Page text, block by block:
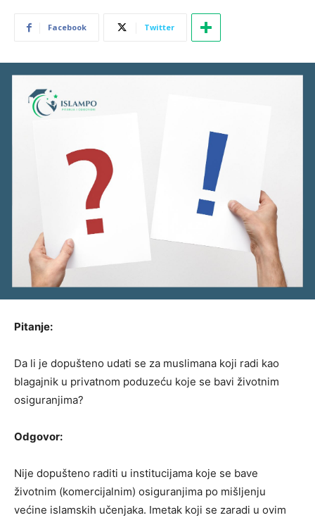
Facebook Twitter
Pitanje:
Da li je dopušteno udati se za muslimana koji radi kao
blagajnik u privatnom poduzeću koje se bavi životnim
osiguranjima?
Odgovor:
Nije dopušteno raditi u institucijama koje se bave
životnim (komercijalnim) osiguranjima po mišljenju
većine islamskih učenjaka. Imetak koji se zaradi u ovim